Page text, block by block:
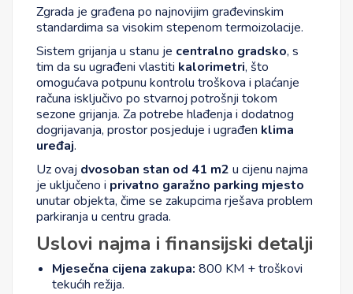
Zgrada je građena po najnovijim građevinskim
standardima sa visokim stepenom termoizolacije.
Sistem grijanja u stanu je centralno gradsko, s
tim da su ugrađeni vlastiti kalorimetri, što
omogućava potpunu kontrolu troškova i plaćanje
računa isključivo po stvarnoj potrošnji tokom
sezone grijanja. Za potrebe hlađenja i dodatnog
dogrijavanja, prostor posjeduje i ugrađen klima
uređaj.
Uz ovaj dvosoban stan od 41 m2 u cijenu najma
je uključeno i privatno garažno parking mjesto
unutar objekta, čime se zakupcima rješava problem
parkiranja u centru grada.
Uslovi najma i finansijski detalji
Mjesečna cijena zakupa: 800 KM + troškovi
tekućih režija.